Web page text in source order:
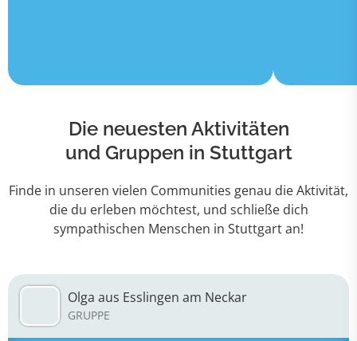
Die neuesten Aktivitäten
und Gruppen in Stuttgart
Finde in unseren vielen Communities genau die Aktivität,
die du erleben möchtest, und schließe dich
sympathischen Menschen in Stuttgart an!